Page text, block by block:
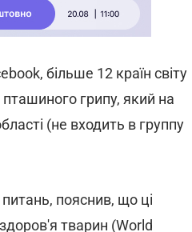
більше 12 країн світу
пташиного грипу, який на
(не входить в группу
пояснив, що ці
здоров'я тварин (World